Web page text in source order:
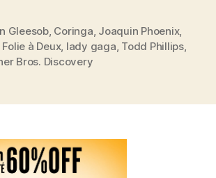
Gleesob, Coringa, Joaquin Phoenix,
à Deux, lady gaga, Todd Phillips,
Bros. Discovery